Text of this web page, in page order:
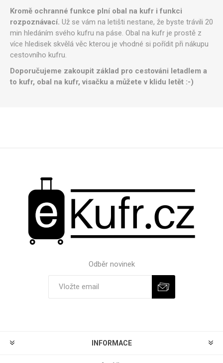
Kromě ochranné funkce plní obal na kufr i funkci
rozpoznávací. Už se vám na letišti nestane, že byste trávili 20
min hledáním svého kufru na páse. Obal na kufr je prostě z
více hledisek skvělá věc kterou je vhodné si pořídit při nákupu
cestovního kufru.
Doporučujeme zakoupit základ pro cestováni letadlem a
to kufr, obal na kufr, visačku a můžete v klidu letět :-)
Odběr novinek
INFORMACE